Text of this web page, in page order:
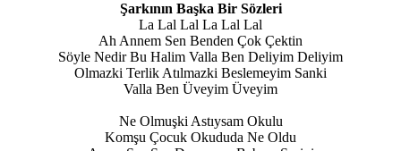
Şarkının Başka Bir Sözleri
La Lal Lal La Lal Lal
Ah Annem Sen Benden Çok Çektin
Söyle Nedir Bu Halim Valla Ben Deliyim Deliyim
Olmazki Terlik Atılmazki Beslemeyim Sanki
Valla Ben Üveyim Üveyim
Ne Olmuşki Astıysam Okulu
Komşu Çocuk Okududa Ne Oldu